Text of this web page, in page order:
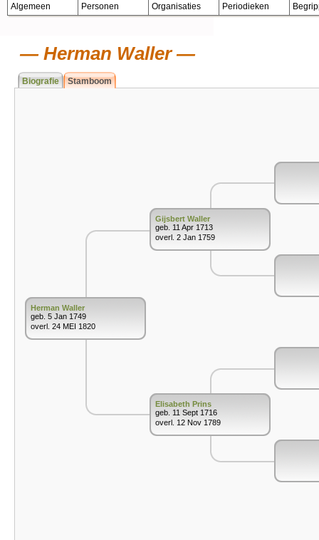
Algemeen Personen Organisaties Periodieken
Herman Waller
Biografie Stamboom
Herman Waller
geb. 5 Jan 1749
overl. 24 MEI 1820
Gijsbert Waller
geb. 11 Apr 1713
overl. 2 Jan 1759
Elisabeth Prins
geb. 11 Sept 1716
overl. 12 Nov 1789